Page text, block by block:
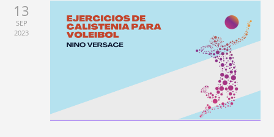
13
SEP
2023